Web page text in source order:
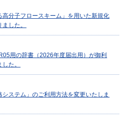
高分子フロースキーム」を用いた新規化
した。
用の辞書（2026年度届出用）が御利
た。
システム」のご利用方法を変更いたしま